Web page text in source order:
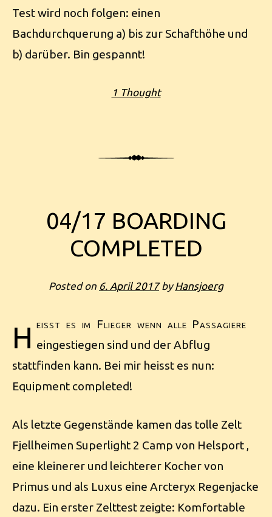
Test wird noch folgen: einen
Bachdurchquerung a) bis zur Schafthöhe und
b) darüber. Bin gespannt!
1 Thought
04/17 BOARDING
COMPLETED
Posted on 6. April 2017byHansjoerg
h eisst es im Flieger wenn alle Passagiere
eingestiegen sind und der Abflug
stattfinden kann. Bei mir heisst es nun:
Equipment completed!
Als letzte Gegenstände kamen das tolle Zelt
Fjellheimen Superlight 2 Camp von Helsport ,
eine kleinerer und leichterer Kocher von
Primus und als Luxus eine Arcteryx Regenjacke
dazu. Ein erster Zelttest zeigte: Komfortable